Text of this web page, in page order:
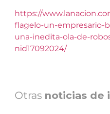
https://
flagelo-un-empresario-
una-inedita-ola-de-
nid17092024/
Otras noticias de